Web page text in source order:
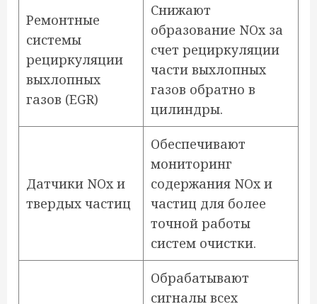
Ремонтные
системы
рециркуляции
выхлопных
газов (EGR)
Снижают
образование NOx за
счет рециркуляции
части выхлопных
газов обратно в
цилиндры.
Датчики NOx и
твердых частиц
Обеспечивают
мониторинг
содержания NOx и
частиц для более
точной работы
систем очистки.
Обрабатывают
сигналы всех